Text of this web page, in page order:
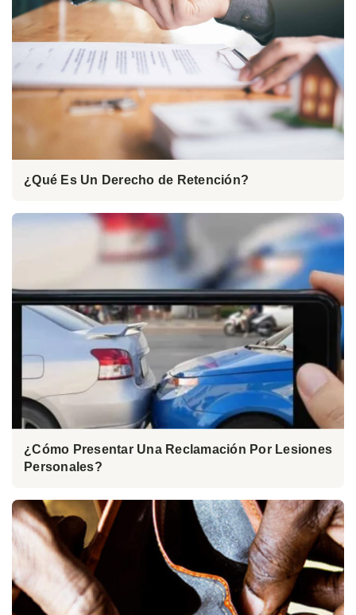
¿Qué Es Un Derecho de Retención?
¿Cómo Presentar Una Reclamación Por Lesiones
Personales?